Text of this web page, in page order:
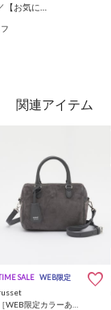
SALE WEB限定